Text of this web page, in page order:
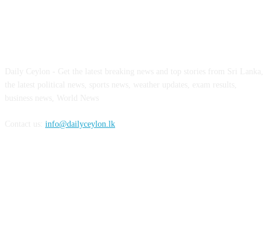
info@dailyceylon.lk